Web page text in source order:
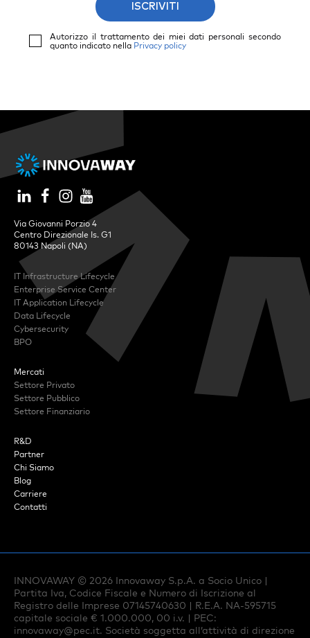
ISCRIVITI
Autorizzo il trattamento dei miei dati personali secondo
quanto indicato nella Privacy policy
Via Giovanni Porzio 4
Centro Direzionale Is. G1
80143 Napoli (NA)
IT Infrastructure Lifecycle
Enterprise Service Center
IT Application Lifecycle
Data Lifecycle
Cybersecurity
BPO
Mercati
Settore Privato
Settore Pubblico
Settore Finanziario
R&D
Partner
Chi Siamo
Blog
Carriere
Contatti
INNOVAWAY © 2026 Innovaway S.p.A. a Socio Unico |
Partita Iva, Codice Fiscale e Numero di Iscrizione al
Registro delle Imprese 07145740630 | R.E.A. NA-595715
capitale sociale € 1.000.000, 00 i.v. | PEC:
innovaway@pec.it. Società soggetta all’attività di direzione